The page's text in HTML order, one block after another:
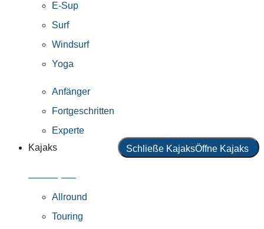
E-Sup
Surf
Windsurf
Yoga
Anfänger
Fortgeschritten
Experte
Kajaks
Schließe KajaksÖffne Kajaks
Allround
Touring